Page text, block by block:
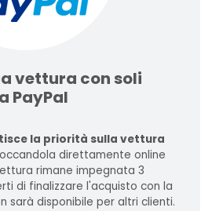
vettura con soli
PayPal
la priorità sulla vettura
direttamente online
rimane impegnata 3
di finalizzare l'acquisto con la
sarà disponibile per altri clienti.